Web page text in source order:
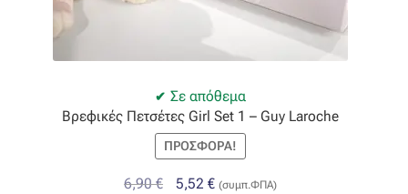
Σε απόθεμα
Βρεφικές Πετσέτες Girl Set 1 – Guy Laroche
ΠΡΟΣΦΟΡΆ!
6,90€
Original
5,52 €Η(συμπ.ΦΠΑ)